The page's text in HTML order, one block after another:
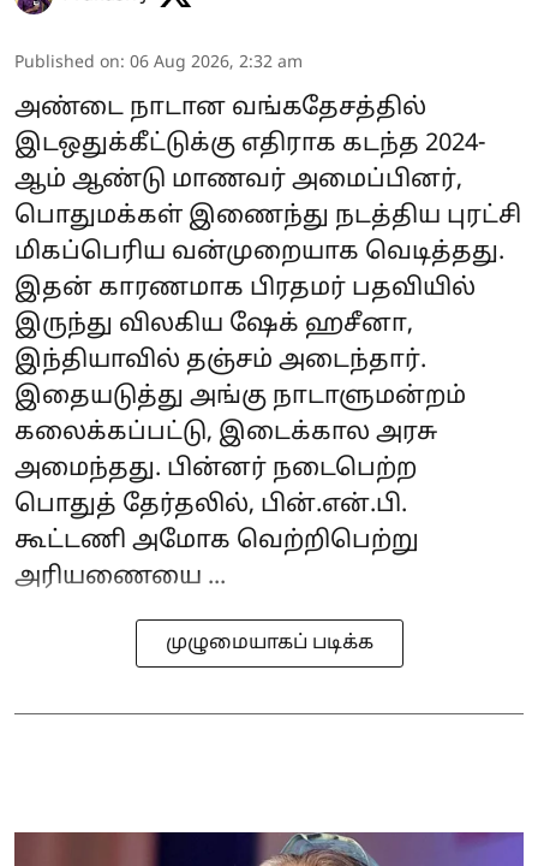
Published on: 06 Aug 2026, 2:32 am
அண்டை நாடான வங்கதேசத்தில்
இடஒதுக்கீட்டுக்கு எதிராக கடந்த 2024-
ஆம் ஆண்டு மாணவர் அமைப்பினர்,
பொதுமக்கள் இணைந்து நடத்திய புரட்சி
மிகப்பெரிய வன்முறையாக வெடித்தது.
இதன் காரணமாக பிரதமர் பதவியில்
இருந்து விலகிய ஷேக் ஹசீனா,
இந்தியாவில் தஞ்சம் அடைந்தார்.
இதையடுத்து அங்கு நாடாளுமன்றம்
கலைக்கப்பட்டு, இடைக்கால அரசு
அமைந்தது. பின்னர் நடைபெற்ற
பொதுத் தேர்தலில், பின்.என்.பி.
கூட்டணி அமோக வெற்றிபெற்று
அரியணையை ...
முழுமையாகப் படிக்க